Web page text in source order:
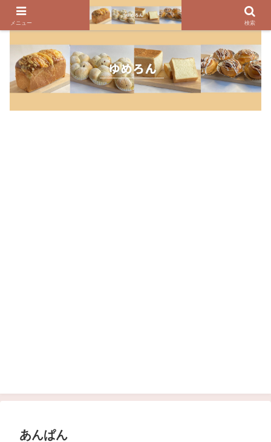
パンのレシピ、パン作りの疑問や美味しく焼けるコツを紹介しています
あんぱん
メニュー 検索